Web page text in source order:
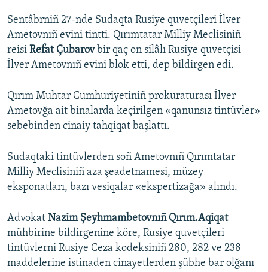
Sentâbrniñ 27-nde Sudaqta Rusiye quvetçileri İlver
Ametovnıñ evini tintti. Qırımtatar Milliy Meclisiniñ
reisi Refat Çubarov bir qaç on silâlı Rusiye quvetçisi
İlver Ametovnıñ evini blok etti, dep bildirgen edi.
Qırım Muhtar Cumhuriyetiniñ prokuraturası İlver
Ametovğa ait binalarda keçirilgen «qanunsız tintüvler»
sebebinden cinaiy tahqiqat başlattı.
Sudaqtaki tintüvlerden soñ Ametovnıñ Qırımtatar
Milliy Meclisiniñ aza şeadetnamesi, müzey
eksponatları, bazı vesiqalar «ekspertizağa» alındı.
Advokat Nazim Şeyhmambetovnıñ Qırım.Aqiqat
mühbirine bildirgenine köre, Rusiye quvetçileri
tintüvlerni Rusiye Ceza kodeksiniñ 280, 282 ve 238
maddelerine istinaden cinayetlerden şübhe bar olğanı